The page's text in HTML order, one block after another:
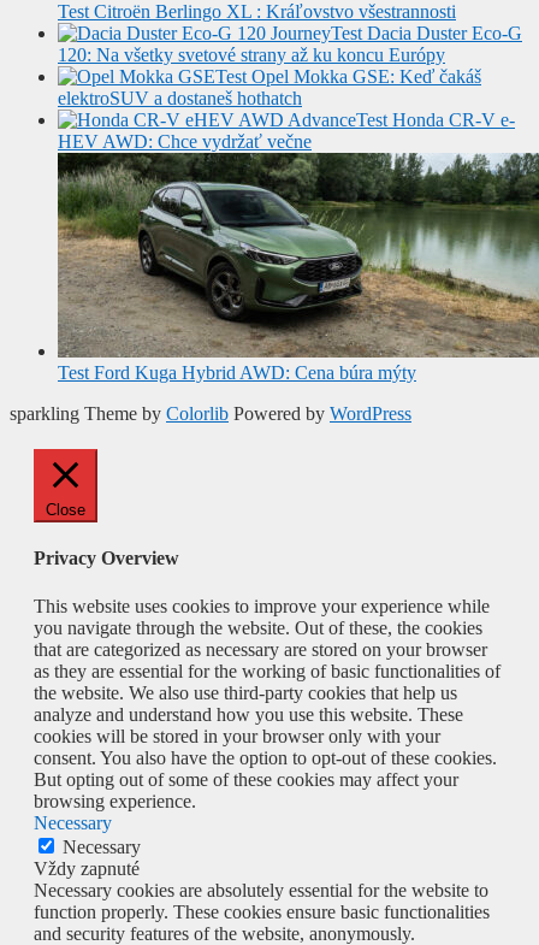
Test Citroën Berlingo XL : Kráľovstvo všestrannosti
Test Dacia Duster Eco-G
120: Na všetky svetové strany až ku koncu Európy
Test Opel Mokka GSE: Keď čakáš
elektroSUV a dostaneš hothatch
Test Honda CR-V e-
HEV AWD: Chce vydržať večne
Test Ford Kuga Hybrid AWD: Cena búra mýty
sparkling Theme by Colorlib Powered by WordPress
Close
Privacy Overview
This website uses cookies to improve your experience while
you navigate through the website. Out of these, the cookies
that are categorized as necessary are stored on your browser
as they are essential for the working of basic functionalities of
the website. We also use third-party cookies that help us
analyze and understand how you use this website. These
cookies will be stored in your browser only with your
consent. You also have the option to opt-out of these cookies.
But opting out of some of these cookies may affect your
browsing experience.
Necessary
Necessary
Vždy zapnuté
Necessary cookies are absolutely essential for the website to
function properly. These cookies ensure basic functionalities
and security features of the website, anonymously.